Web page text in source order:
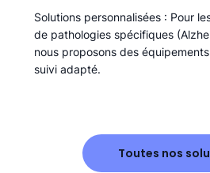
Solutions personnalisées : Pour
de pathologies spécifiques
nous proposons des
suivi adapté.
Toutes nos